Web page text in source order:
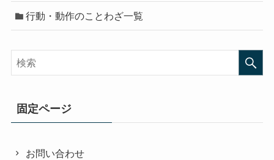
行動・動作のことわざ一覧
固定ページ
お問い合わせ